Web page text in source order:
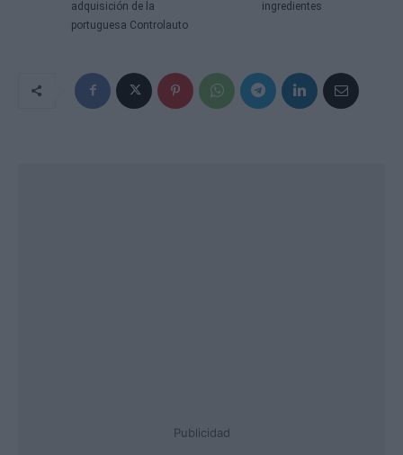
adquisición de la
portuguesa Controlauto
ingredientes
Publicidad